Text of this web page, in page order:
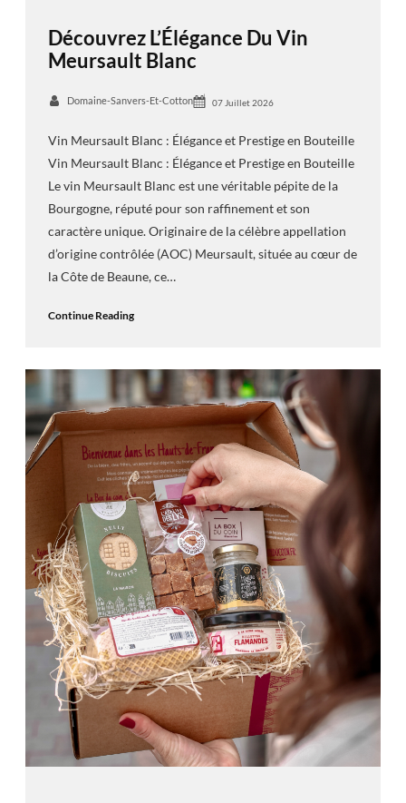
Découvrez L’Élégance Du Vin
Meursault Blanc
Domaine-Sanvers-Et-Cotton 07 Juillet 2026
Vin Meursault Blanc : Élégance et Prestige en Bouteille
Vin Meursault Blanc : Élégance et Prestige en Bouteille
Le vin Meursault Blanc est une véritable pépite de la
Bourgogne, réputé pour son raffinement et son
caractère unique. Originaire de la célèbre appellation
d’origine contrôlée (AOC) Meursault, située au cœur de
la Côte de Beaune, ce…
Continue Reading